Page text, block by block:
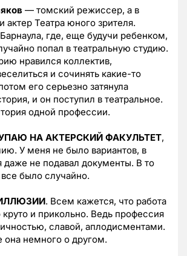
— томский режиссер, а в
Театра юного зрителя.
где, еще будучи ребенком,
попал в театральную студию.
нравился коллектив,
и сочинять какие-то
его серьезно затянула
и он поступил в театральное.
одной профессии.
НА АКТЕРСКИЙ ФАКУЛЬТЕТ,
У меня не было вариантов, в
даже не подавал документы. В то
было случайно.
. Всем кажется, что работа
и прикольно. Ведь профессия
славой, аплодисментами.
немного о другом.